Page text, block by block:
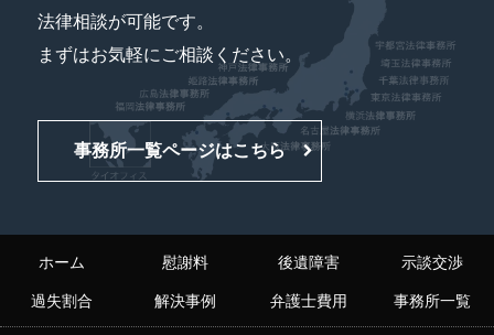
法律相談が可能です。
まずはお気軽にご相談ください。
事務所一覧ページはこちら
ホーム 慰謝料 後遺障害 示談交渉
過失割合 解決事例 弁護士費用 事務所一覧